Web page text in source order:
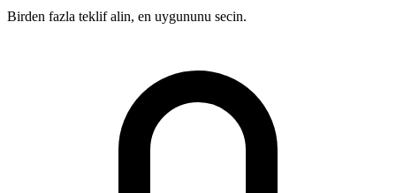
Birden fazla teklif alin, en uygununu secin.